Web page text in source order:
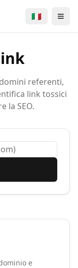
🇮🇹
referenti,
link tossici
la SEO.
e